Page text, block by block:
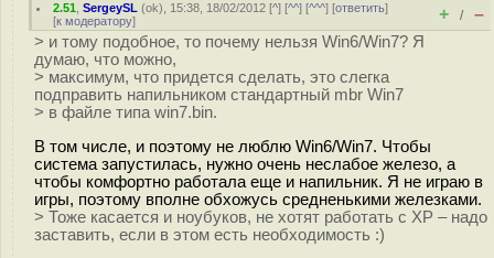
2.51 ,SergeySL (ok), 15:38, 18/02/2012 [^] [^^] [^^^] [ответить]
[к модератору] + / –
> и тому подобное, то почему нельзя Win6/Win7? Я
думаю, что можно,
> максимум, что придется сделать, это слегка
подправить напильником стандартный mbr Win7
> в файле типа win7.bin.
В том числе, и поэтому не люблю Win6/Win7. Чтобы
система запустилась, нужно очень неслабое железо, а
чтобы комфортно работала еще и напильник. Я не играю в
игры, поэтому вполне обхожусь средненькими железками.
> Тоже касается и ноубуков, не хотят работать с ХР – надо
заставить, если в этом есть необходимость :)